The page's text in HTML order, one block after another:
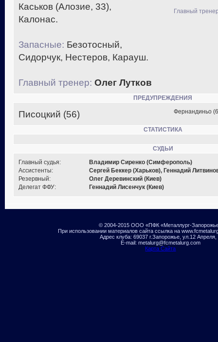
Каськов (Алозие, 33),
Калонас.
Запасные: Безотосный,
Сидорчук, Нестеров, Карауш.
Главный тренер: Олег Лутков
Главный
ПРЕДУПРЕЖДЕНИЯ
Писоцкий (56) Фернандиньо
СТАТИСТИКА
СУДЬИ
Главный судья:
Ассистенты:
Резервный:
Делегат ФФУ:
Владимир Сиренко (Симферополь)
Сергей Беккер (Харьков), Геннадий
Олег Деревинский (Киев)
Геннадий Лисенчук (Киев)
© 2004-2015 ООО «ПФК «Металлург-
При использовании материалов сайта ссылка на
Адрес клуба: 69037 г.Запорожье, ул.12 Апреля,
E-mail: metalurg@fcmetalurg.com
Карта Сайта